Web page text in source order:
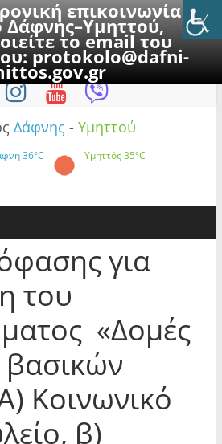
επικοινωνία με
Δάφνης–Υμηττού,
το email του
protokolo@dafni-
8 Αυγούστου 2026
Δάφνης - Υμηττού
36°C Υμηττός35°C
για
του
«Δομές
Κοινωνικό
β)